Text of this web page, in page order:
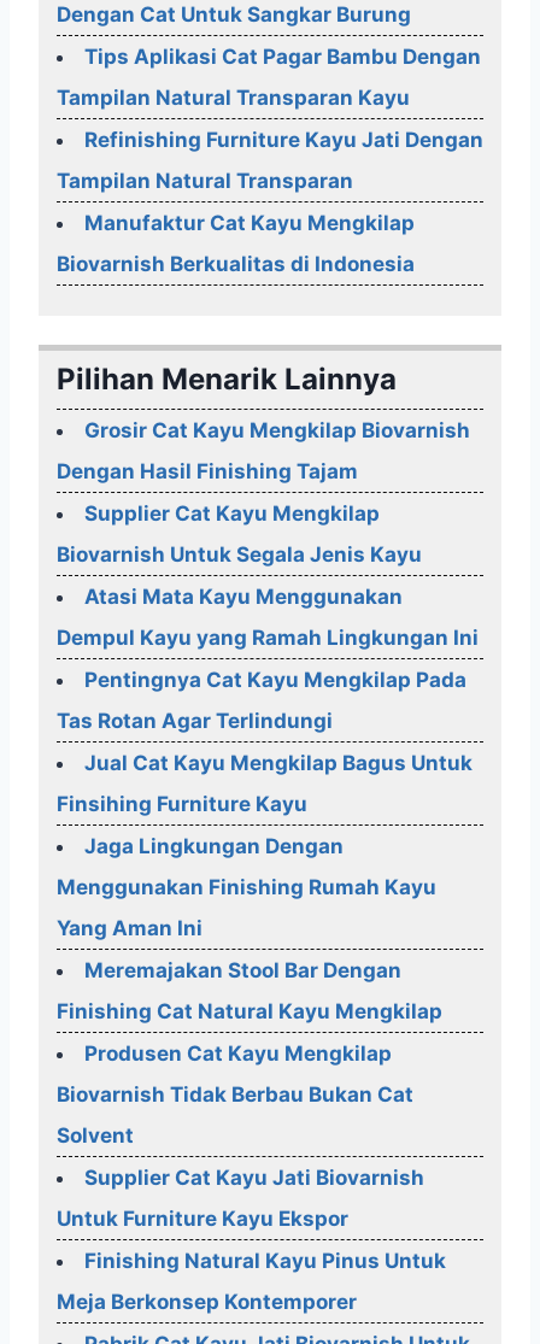
Dengan Cat Untuk Sangkar Burung
Tips Aplikasi Cat Pagar Bambu Dengan
Tampilan Natural Transparan Kayu
Refinishing Furniture Kayu Jati Dengan
Tampilan Natural Transparan
Manufaktur Cat Kayu Mengkilap
Biovarnish Berkualitas di Indonesia
Pilihan Menarik Lainnya
Grosir Cat Kayu Mengkilap Biovarnish
Dengan Hasil Finishing Tajam
Supplier Cat Kayu Mengkilap
Biovarnish Untuk Segala Jenis Kayu
Atasi Mata Kayu Menggunakan
Dempul Kayu yang Ramah Lingkungan Ini
Pentingnya Cat Kayu Mengkilap Pada
Tas Rotan Agar Terlindungi
Jual Cat Kayu Mengkilap Bagus Untuk
Finsihing Furniture Kayu
Jaga Lingkungan Dengan
Menggunakan Finishing Rumah Kayu
Yang Aman Ini
Meremajakan Stool Bar Dengan
Finishing Cat Natural Kayu Mengkilap
Produsen Cat Kayu Mengkilap
Biovarnish Tidak Berbau Bukan Cat
Solvent
Supplier Cat Kayu Jati Biovarnish
Untuk Furniture Kayu Ekspor
Finishing Natural Kayu Pinus Untuk
Meja Berkonsep Kontemporer